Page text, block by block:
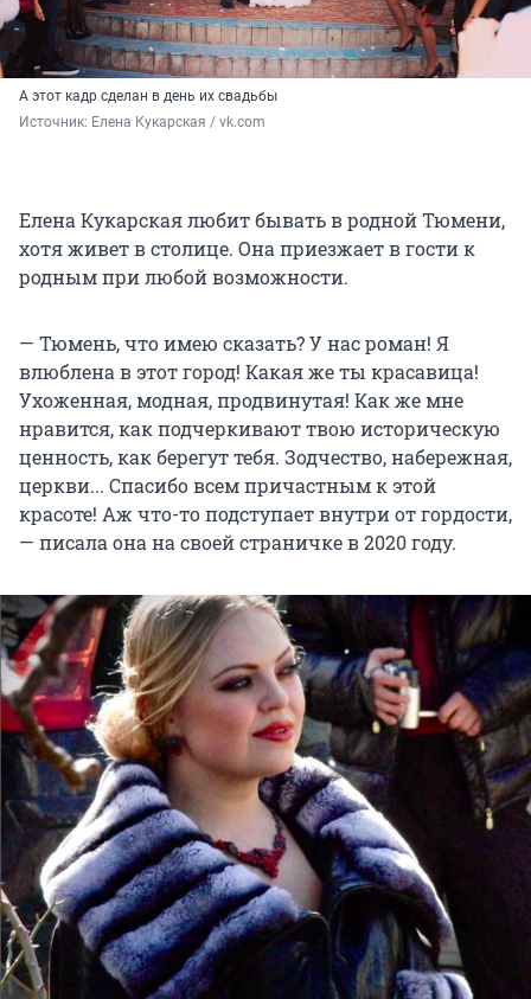
А этот кадр сделан в день их свадьбы
Источник: Елена Кукарская / vk.com
Елена Кукарская любит бывать в родной Тюмени,
хотя живет в столице. Она приезжает в гости к
родным при любой возможности.
— Тюмень, что имею сказать? У нас роман! Я
влюблена в этот город! Какая же ты красавица!
Ухоженная, модная, продвинутая! Как же мне
нравится, как подчеркивают твою историческую
ценность, как берегут тебя. Зодчество, набережная,
церкви... Спасибо всем причастным к этой
красоте! Аж что-то подступает внутри от гордости,
— писала она на своей страничке в 2020 году.